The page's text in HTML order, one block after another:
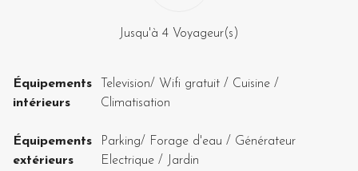
Jusqu'à 4 Voyageur(s)
Équipements
intérieurs
Television/ Wifi gratuit / Cuisine /
Climatisation
Équipements
extérieurs
Parking/ Forage d'eau / Générateur
Electrique / Jardin